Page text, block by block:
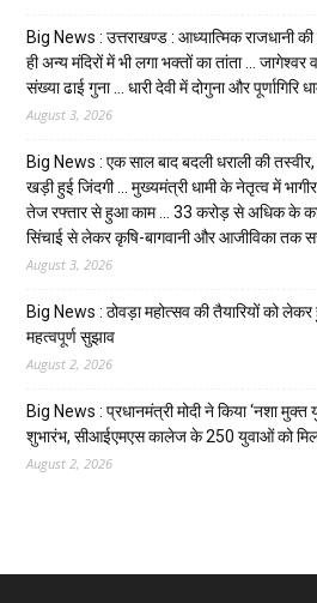
Big News : उत्तराखण्ड : आध्यात्मिक राजधानी
ही अन्य मंदिरों में भी लगा भक्तों का तांता … जागेश्वर व
संख्या ढाई गुना … धारी देवी में दोगुना और पूर्णागिरि
August 3, 2026
Big News : एक साल बाद बदली धराली की
खड़ी हुई जिंदगी … मुख्यमंत्री धामी के नेतृत्व में
तेज रफ्तार से हुआ काम … ₹33 करोड़ से अधिक के
सिंचाई से लेकर कृषि-बागवानी और आजीविका तक
August 3, 2026
Big News : ठोवड़ा महोत्सव की तैयारियों को
महत्वपूर्ण सुझाव
August 2, 2026
Big News : प्रधानमंत्री मोदी ने किया ‘नशा मुक्त
शुभारंभ, सीआईएमएस कालेज के 250 युवाओं को
August 2, 2026